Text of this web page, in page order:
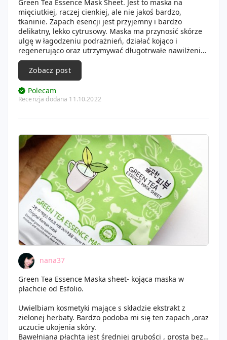
Green Tea Essence Mask Sheet. Jest to maska na
mięciutkiej, raczej cienkiej, ale nie jakoś bardzo,
tkaninie. Zapach esencji jest przyjemny i bardzo
delikatny, lekko cytrusowy. Maska ma przynosić skórze
ulgę w łagodzeniu podrażnień, działać kojąco i
regenerująco oraz utrzymywać długotrwałe nawilżenie i
odświeżenie skóry. W Rossmanie można ja kupić za 2,99
zł. Po zdjęciu maseczki czułam, ze skóra jest nawilżona,
odświeżona i ukojona.
Zobacz post
Polecam
Recenzja dodana 11.10.2022
nana37
Green Tea Essence Maska sheet- kojąca maska w
płachcie od Esfolio.
Uwielbiam kosmetyki mające s składzie ekstrakt z
zielonej herbaty. Bardzo podoba mi się ten zapach ,oraz
uczucie ukojenia skóry.
Bawełniana płachta jest średniej grubości , prosta bez